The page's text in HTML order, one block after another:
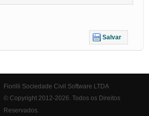
Salvar
Fiorilli Sociedade Civil Software LTDA
© Copyright 2012-2026. Todos os Direitos
Reservados.